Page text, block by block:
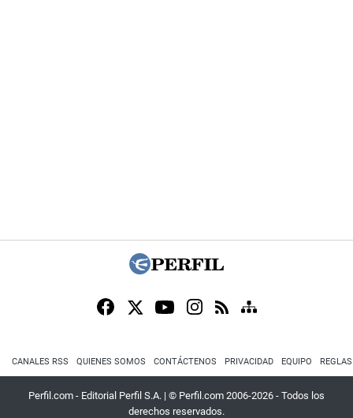
CANALES RSS QUIENES SOMOS CONTÁCTENOS PRIVACIDAD EQUIPO
Perfil.com - Editorial Perfil S.A. | © Perfil.com 2006-2026 - Todos los
derechos reservados.